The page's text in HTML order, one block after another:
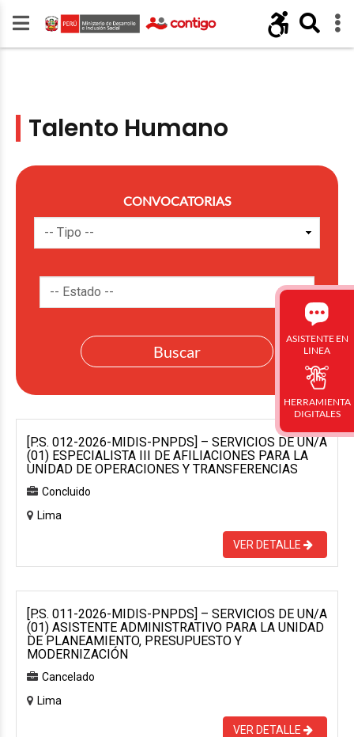
Talento Humano
CONVOCATORIAS
[P.S. 012-2026-MIDIS-PNPDS] – SERVICIOS DE UN/A
(01) ESPECIALISTA III DE AFILIACIONES PARA LA
UNIDAD DE OPERACIONES Y TRANSFERENCIAS
Concluido
Lima
VER DETALLE
[P.S. 011-2026-MIDIS-PNPDS] – SERVICIOS DE UN/A
(01) ASISTENTE ADMINISTRATIVO PARA LA UNIDAD
DE PLANEAMIENTO, PRESUPUESTO Y
MODERNIZACIÓN
Cancelado
Lima
VER DETALLE
ASISTENTE EN
LINEA
HERRAMIENTA
DIGITALES